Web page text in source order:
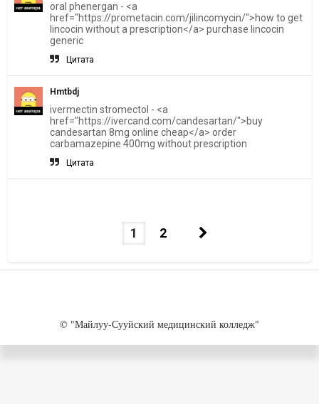
oral phenergan - <a
href="https://prometacin.com/jilincomycin/">how to get
lincocin without a prescription</a> purchase lincocin
generic
Цитата
Hmtbdj
ivermectin stromectol - <a
href="https://ivercand.com/candesartan/">buy
candesartan 8mg online cheap</a> order
carbamazepine 400mg without prescription
Цитата
1 2
© "Майлуу-Сууйский медицинский колледж"